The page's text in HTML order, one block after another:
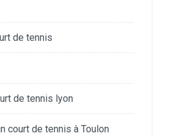
de tennis
de tennis lyon
court de tennis à Toulon